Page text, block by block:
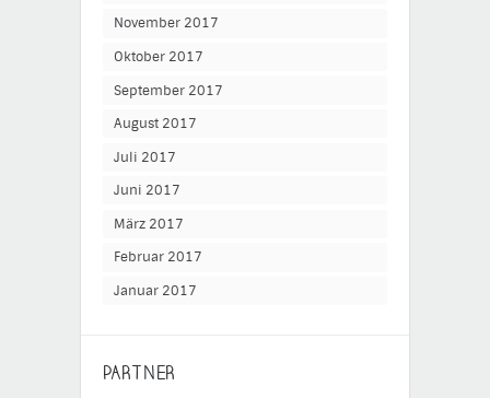
November 2017
Oktober 2017
September 2017
August 2017
Juli 2017
Juni 2017
März 2017
Februar 2017
Januar 2017
PARTNER